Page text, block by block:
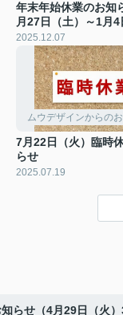
年末年始休業のお知
月27日（土）～1月4
2025.12.07
ムウデザインからの
7月22日（火）臨時
らせ
2025.07.19
らせ（4月29日（火